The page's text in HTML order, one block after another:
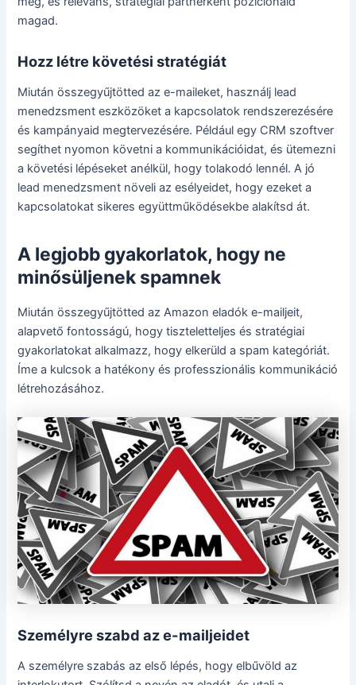
magad.
Hozz létre követési stratégiát
Miután összegyűjtötted az e-maileket, használj lead
menedzsment eszközöket a kapcsolatok rendszerezésére
és kampányaid megtervezésére. Például egy CRM szoftver
segíthet nyomon követni a kommunikációidat, és ütemezni
a követési lépéseket anélkül, hogy tolakodó lennél. A jó
lead menedzsment növeli az esélyeidet, hogy ezeket a
kapcsolatokat sikeres együttműködésekbe alakítsd át.
A legjobb gyakorlatok, hogy ne
minősüljenek spamnek
Miután összegyűjtötted az Amazon eladók e-mailjeit,
alapvető fontosságú, hogy tiszteletteljes és stratégiai
gyakorlatokat alkalmazz, hogy elkerüld a spam kategóriát.
Íme a kulcsok a hatékony és professzionális kommunikáció
létrehozásához.
Személyre szabd az e-mailjeidet
A személyre szabás az első lépés, hogy elbűvöld az